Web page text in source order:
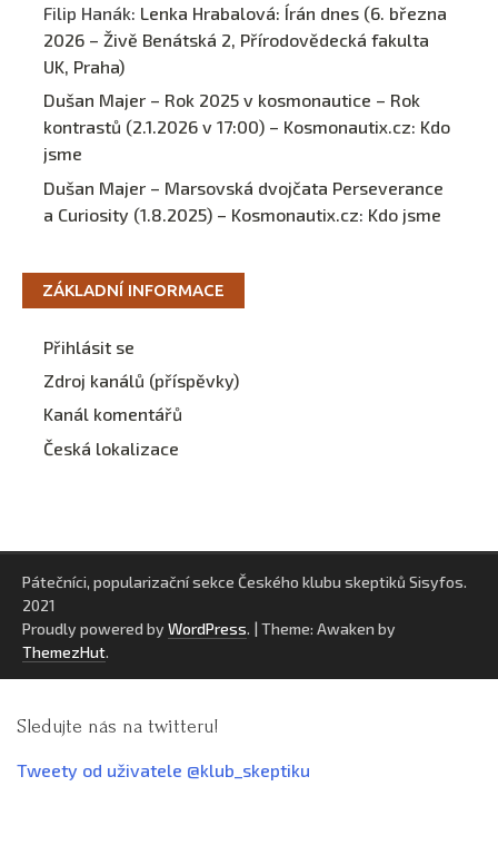
Filip Hanák: Lenka Hrabalová: Írán dnes (6. března
2026 – Živě Benátská 2, Přírodovědecká fakulta
UK, Praha)
Dušan Majer – Rok 2025 v kosmonautice – Rok
kontrastů (2.1.2026 v 17:00) – Kosmonautix.cz: Kdo
jsme
Dušan Majer – Marsovská dvojčata Perseverance
a Curiosity (1.8.2025) – Kosmonautix.cz: Kdo jsme
ZÁKLADNÍ INFORMACE
Přihlásit se
Zdroj kanálů (příspěvky)
Kanál komentářů
Česká lokalizace
Pátečníci, popularizační sekce Českého klubu skeptiků Sisyfos.
2021
Proudly powered by WordPress. | Theme: Awaken by
ThemezHut.
Sledujte nás na twitteru!
Tweety od uživatele @klub_skeptiku